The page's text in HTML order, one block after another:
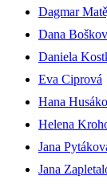
Dagmar
Dana
Daniela
Eva Ciprová
Hana
Helena
Jana
Jana